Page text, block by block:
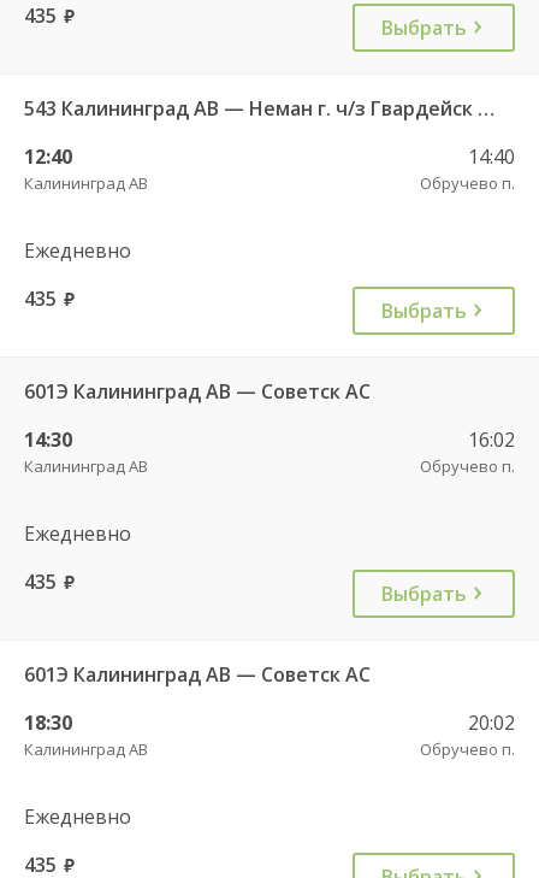
435 руб. Выбрать
543 Калининград АВ — Неман г. ч/з Гвардейск КДП, Большаково п.
12:40
Калининград АВ
14:40
Обручево п.
Ежедневно
435 руб. Выбрать
601Э Калининград АВ — Советск АС
14:30
Калининград АВ
16:02
Обручево п.
Ежедневно
435 руб. Выбрать
601Э Калининград АВ — Советск АС
18:30
Калининград АВ
20:02
Обручево п.
Ежедневно
435 руб.